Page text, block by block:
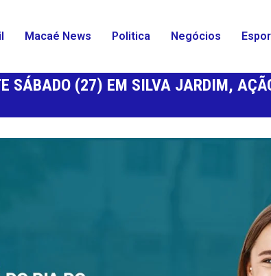
Macaé News Politica Negócios
SÁBADO (27) EM SILVA JARDIM,